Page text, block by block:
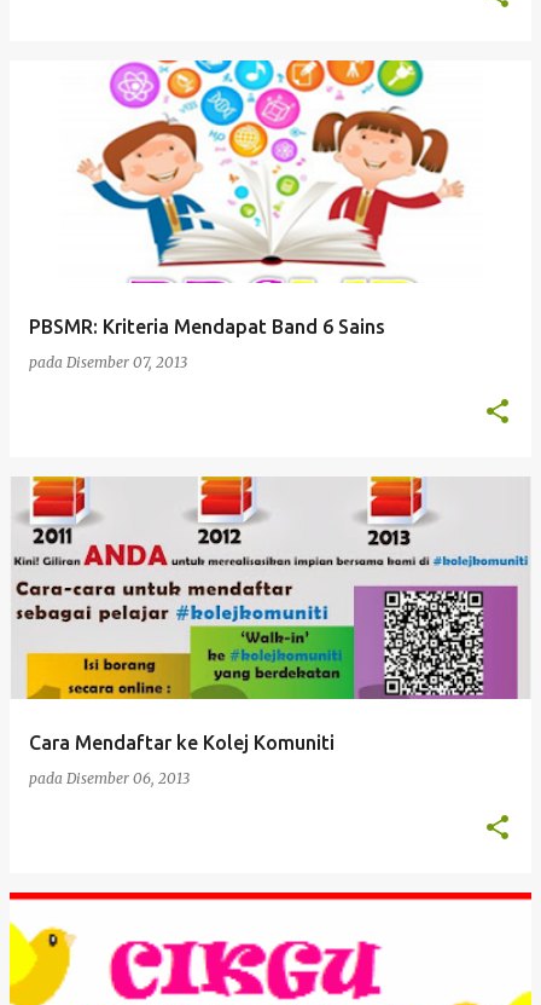
PBSMR: Kriteria Mendapat Band 6 Sains
pada Disember 07, 2013
Cara Mendaftar ke Kolej Komuniti
pada Disember 06, 2013